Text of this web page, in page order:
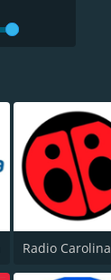
Radio Carolina